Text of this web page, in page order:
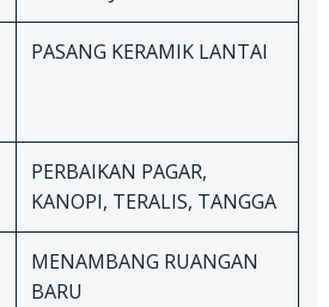
PASANG KERAMIK LANTAI
PERBAIKAN PAGAR,
KANOPI, TERALIS, TANGGA
MENAMBANG RUANGAN
BARU